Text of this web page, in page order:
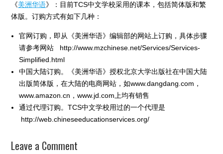
《美洲华语》：目前TCS中文学校采用的课本，包括简体版和繁
体版。订购方式有如下几种：
官网订购，即从《美洲华语》编辑部的网站上订购，具体步骤
请参考网站 http://www.mzchinese.net/Services/Services-
Simplified.html
中国大陆订购。《美洲华语》授权北京大学出版社在中国大陆
出版简体版，在大陆的电商网站，如www.dangdang.com，
www.amazon.cn，www.jd.com上均有销售
通过代理订购。TCS中文学校用过的一个代理是
http://web.chineseeducationservices.org/
Leave a Comment